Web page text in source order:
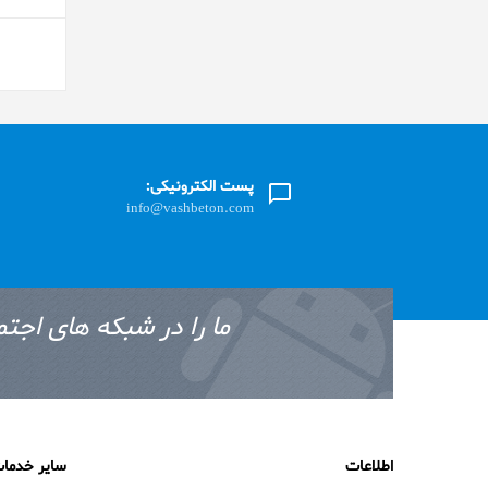
پست الکترونیکی:
info@vashbeton.com
ما را در شبکه های
اطلاعات سایر